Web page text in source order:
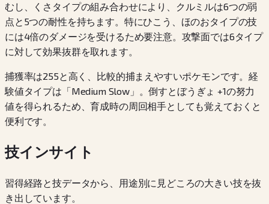
むし、くさタイプの組み合わせにより、クルミルは6つの弱
点と5つの耐性を持ちます。特にひこう、ほのおタイプの技
には4倍のダメージを受けるため要注意。攻撃面では6タイプ
に対して効果抜群を取れます。
捕獲率は255と高く、比較的捕まえやすいポケモンです。経
験値タイプは「Medium Slow」。倒すとぼうぎょ +1の努力
値を得られるため、育成時の周回相手としても覚えておくと
便利です。
技インサイト
習得経路と技データから、用途別に見どころの大きい技を抜
き出しています。